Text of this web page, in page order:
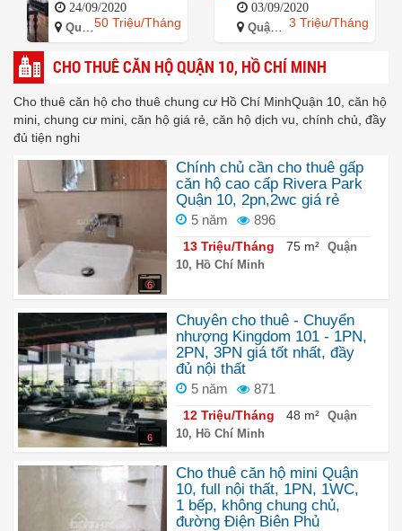
24/09/2020
50 Triệu/Tháng
Quận 3, Hồ Chí Minh
03/09/2020
3 Triệu/Tháng
Quận 11, Hồ Chí Minh
CHO THUÊ CĂN HỘ QUẬN 10, HỒ CHÍ MINH
Cho thuê căn hộ cho thuê chung cư Hồ Chí MinhQuận 10, căn hộ
mini, chung cư mini, căn hộ giá rẻ, căn hộ dịch vu, chính chủ, đầy
đủ tiện nghi
6
Chính chủ cần cho thuê gấp
căn hộ cao cấp Rivera Park
Quận 10, 2pn,2wc giá rẻ
5 năm 896
13 Triệu/Tháng 75 m²
Quận
10, Hồ Chí Minh
6
Chuyên cho thuê - Chuyển
nhượng Kingdom 101 - 1PN,
2PN, 3PN giá tốt nhất, đầy
đủ nội thất
5 năm 871
12 Triệu/Tháng 48 m²
Quận
10, Hồ Chí Minh
Cho thuê căn hộ mini Quận
10, full nội thất, 1PN, 1WC,
1 bếp, không chung chủ,
đường Điện Biên Phủ